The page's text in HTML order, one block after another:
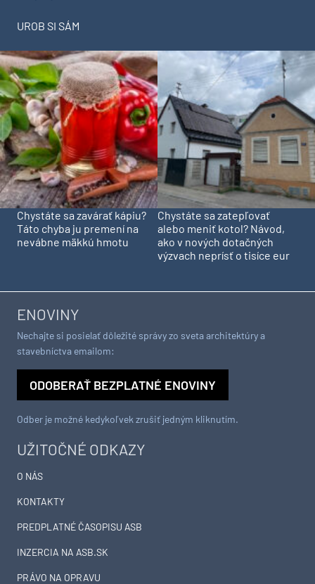
UROB SI SÁM
Chystáte sa zavárať kápiu?
Táto chyba ju premení na
nevábne mäkkú hmotu
Chystáte sa zatepľovať
alebo meniť kotol? Návod,
ako v nových dotačných
výzvach neprísť o tisíce eur
UŽITOČNÉ ODKAZY
O NÁS
KONTAKTY
PREDPLATNÉ ČASOPISU ASB
INZERCIA NA ASB.SK
PRÁVO NA OPRAVU
ENOVINY
Nechajte si posielať dôležité správy zo sveta architektúry a
stavebníctva emailom:
ODOBERAŤ BEZPLATNÉ ENOVINY
Odber je možné kedykoľvek zrušiť jedným kliknutím.